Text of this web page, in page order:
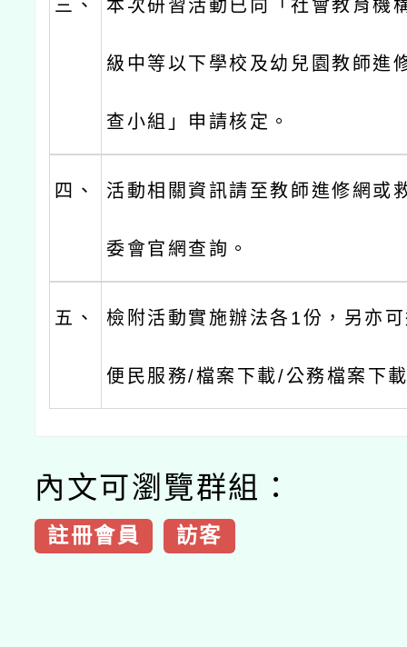
三、 本次研習活動已向「社會教育機
級中等以下學校及幼兒園教師進
查小組」申請核定。
四、 活動相關資訊請至教師進修網或
委會官網查詢。
五、 檢附活動實施辦法各1份，另亦
便民服務/檔案下載/公務檔案下
內文可瀏覽群組：
註冊會員 訪客